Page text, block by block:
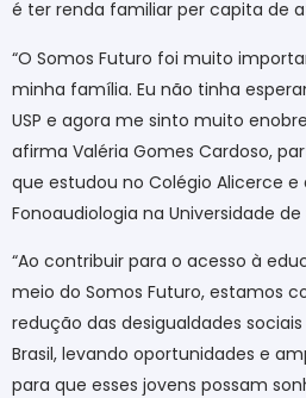
é ter renda familiar per capita de
“O Somos Futuro foi muito
minha família. Eu não tinha
USP e agora me sinto muito
afirma Valéria Gomes Cardoso,
que estudou no Colégio Alicerce e
Fonoaudiologia na Universidade de
“Ao contribuir para o acesso à
meio do Somos Futuro, estamos
redução das desigualdades
Brasil, levando oportunidades e
para que esses jovens possam